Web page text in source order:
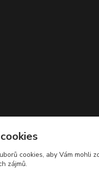
cookies, aby Vám mohli
zájmů.